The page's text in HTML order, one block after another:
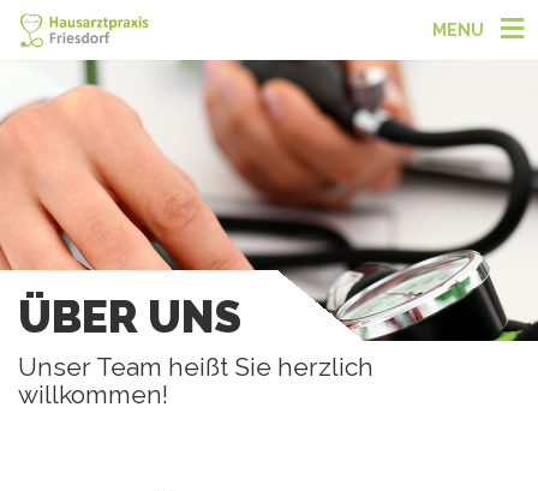
MENU
ÜBER UNS
Unser Team heißt Sie herzlich
willkommen!